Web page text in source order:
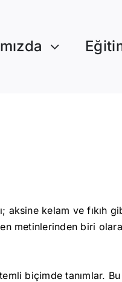
kelam ve fıkıh
metinlerinden biri
biçimde tanımlar.